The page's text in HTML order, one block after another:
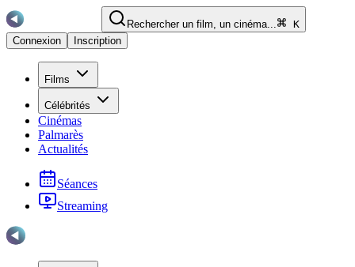
Rechercher un film, un cinéma...
K
Connexion
Inscription
Films
Célébrités
Cinémas
Palmarès
Actualités
Séances
Streaming